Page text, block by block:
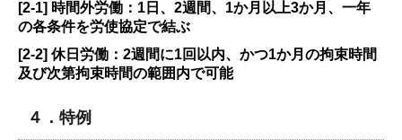
[2-1] 時間外労働：1日、2週間、1か月以上3か月、一年
の各条件を労使協定で結ぶ
[2-2] 休日労働：2週間に1回以内、かつ1か月の拘束時間
及び次第拘束時間の範囲内で可能
４．特例